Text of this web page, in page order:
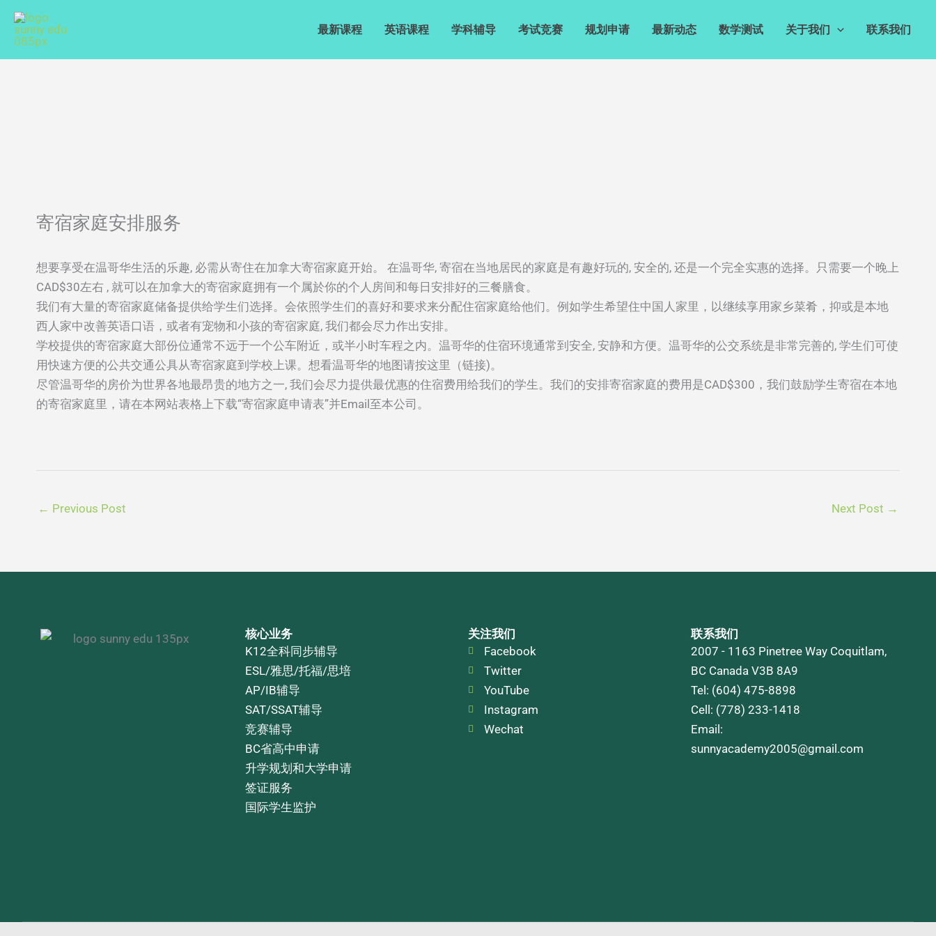
Skip
content
最新课程 英语课程 学科辅导 考试竞赛 规划申请 最新动态 数学测试 关于我们 联系我们
寄宿家庭安排服务
想要享受在温哥华生活的乐趣, 必需从寄住在加拿大寄宿家庭开始。 在温哥华, 寄宿在当地居民的家庭是有趣好玩的, 安全的, 还是一个完全实惠的选择。只需要一个晚上
CAD$30左右 , 就可以在加拿大的寄宿家庭拥有一个属於你的个人房间和每日安排好的三餐膳食。
我们有大量的寄宿家庭储备提供给学生们选择。会依照学生们的喜好和要求来分配住宿家庭给他们。例如学生希望住中国人家里，以继续享用家乡菜肴，抑或是本地
西人家中改善英语口语，或者有宠物和小孩的寄宿家庭, 我们都会尽力作出安排。
学校提供的寄宿家庭大部份位通常不远于一个公车附近，或半小时车程之内。温哥华的住宿环境通常到安全, 安静和方便。温哥华的公交系统是非常完善的, 学生们可使
用快速方便的公共交通公具从寄宿家庭到学校上课。想看温哥华的地图请按这里（链接)。
尽管温哥华的房价为世界各地最昂贵的地方之一, 我们会尽力提供最优惠的住宿费用给我们的学生。我们的安排寄宿家庭的费用是CAD$300，我们鼓励学生寄宿在本地
的寄宿家庭里，请在本网站表格上下载“寄宿家庭申请表”并Email至本公司。
← Previous Post Next Post →
核心业务
K12全科同步辅导
ESL/雅思/托福/思培
AP/IB辅导
SAT/SSAT辅导
竞赛辅导
BC省高中申请
升学规划和大学申请
签证服务
国际学生监护
关注我们
Facebook
Twitter
YouTube
Instagram
Wechat
联系我们
2007 - 1163 Pinetree Way Coquitlam,
BC Canada V3B 8A9
Tel: (604) 475-8898
Cell: (778) 233-1418
Email:
sunnyacademy2005@gmail.com